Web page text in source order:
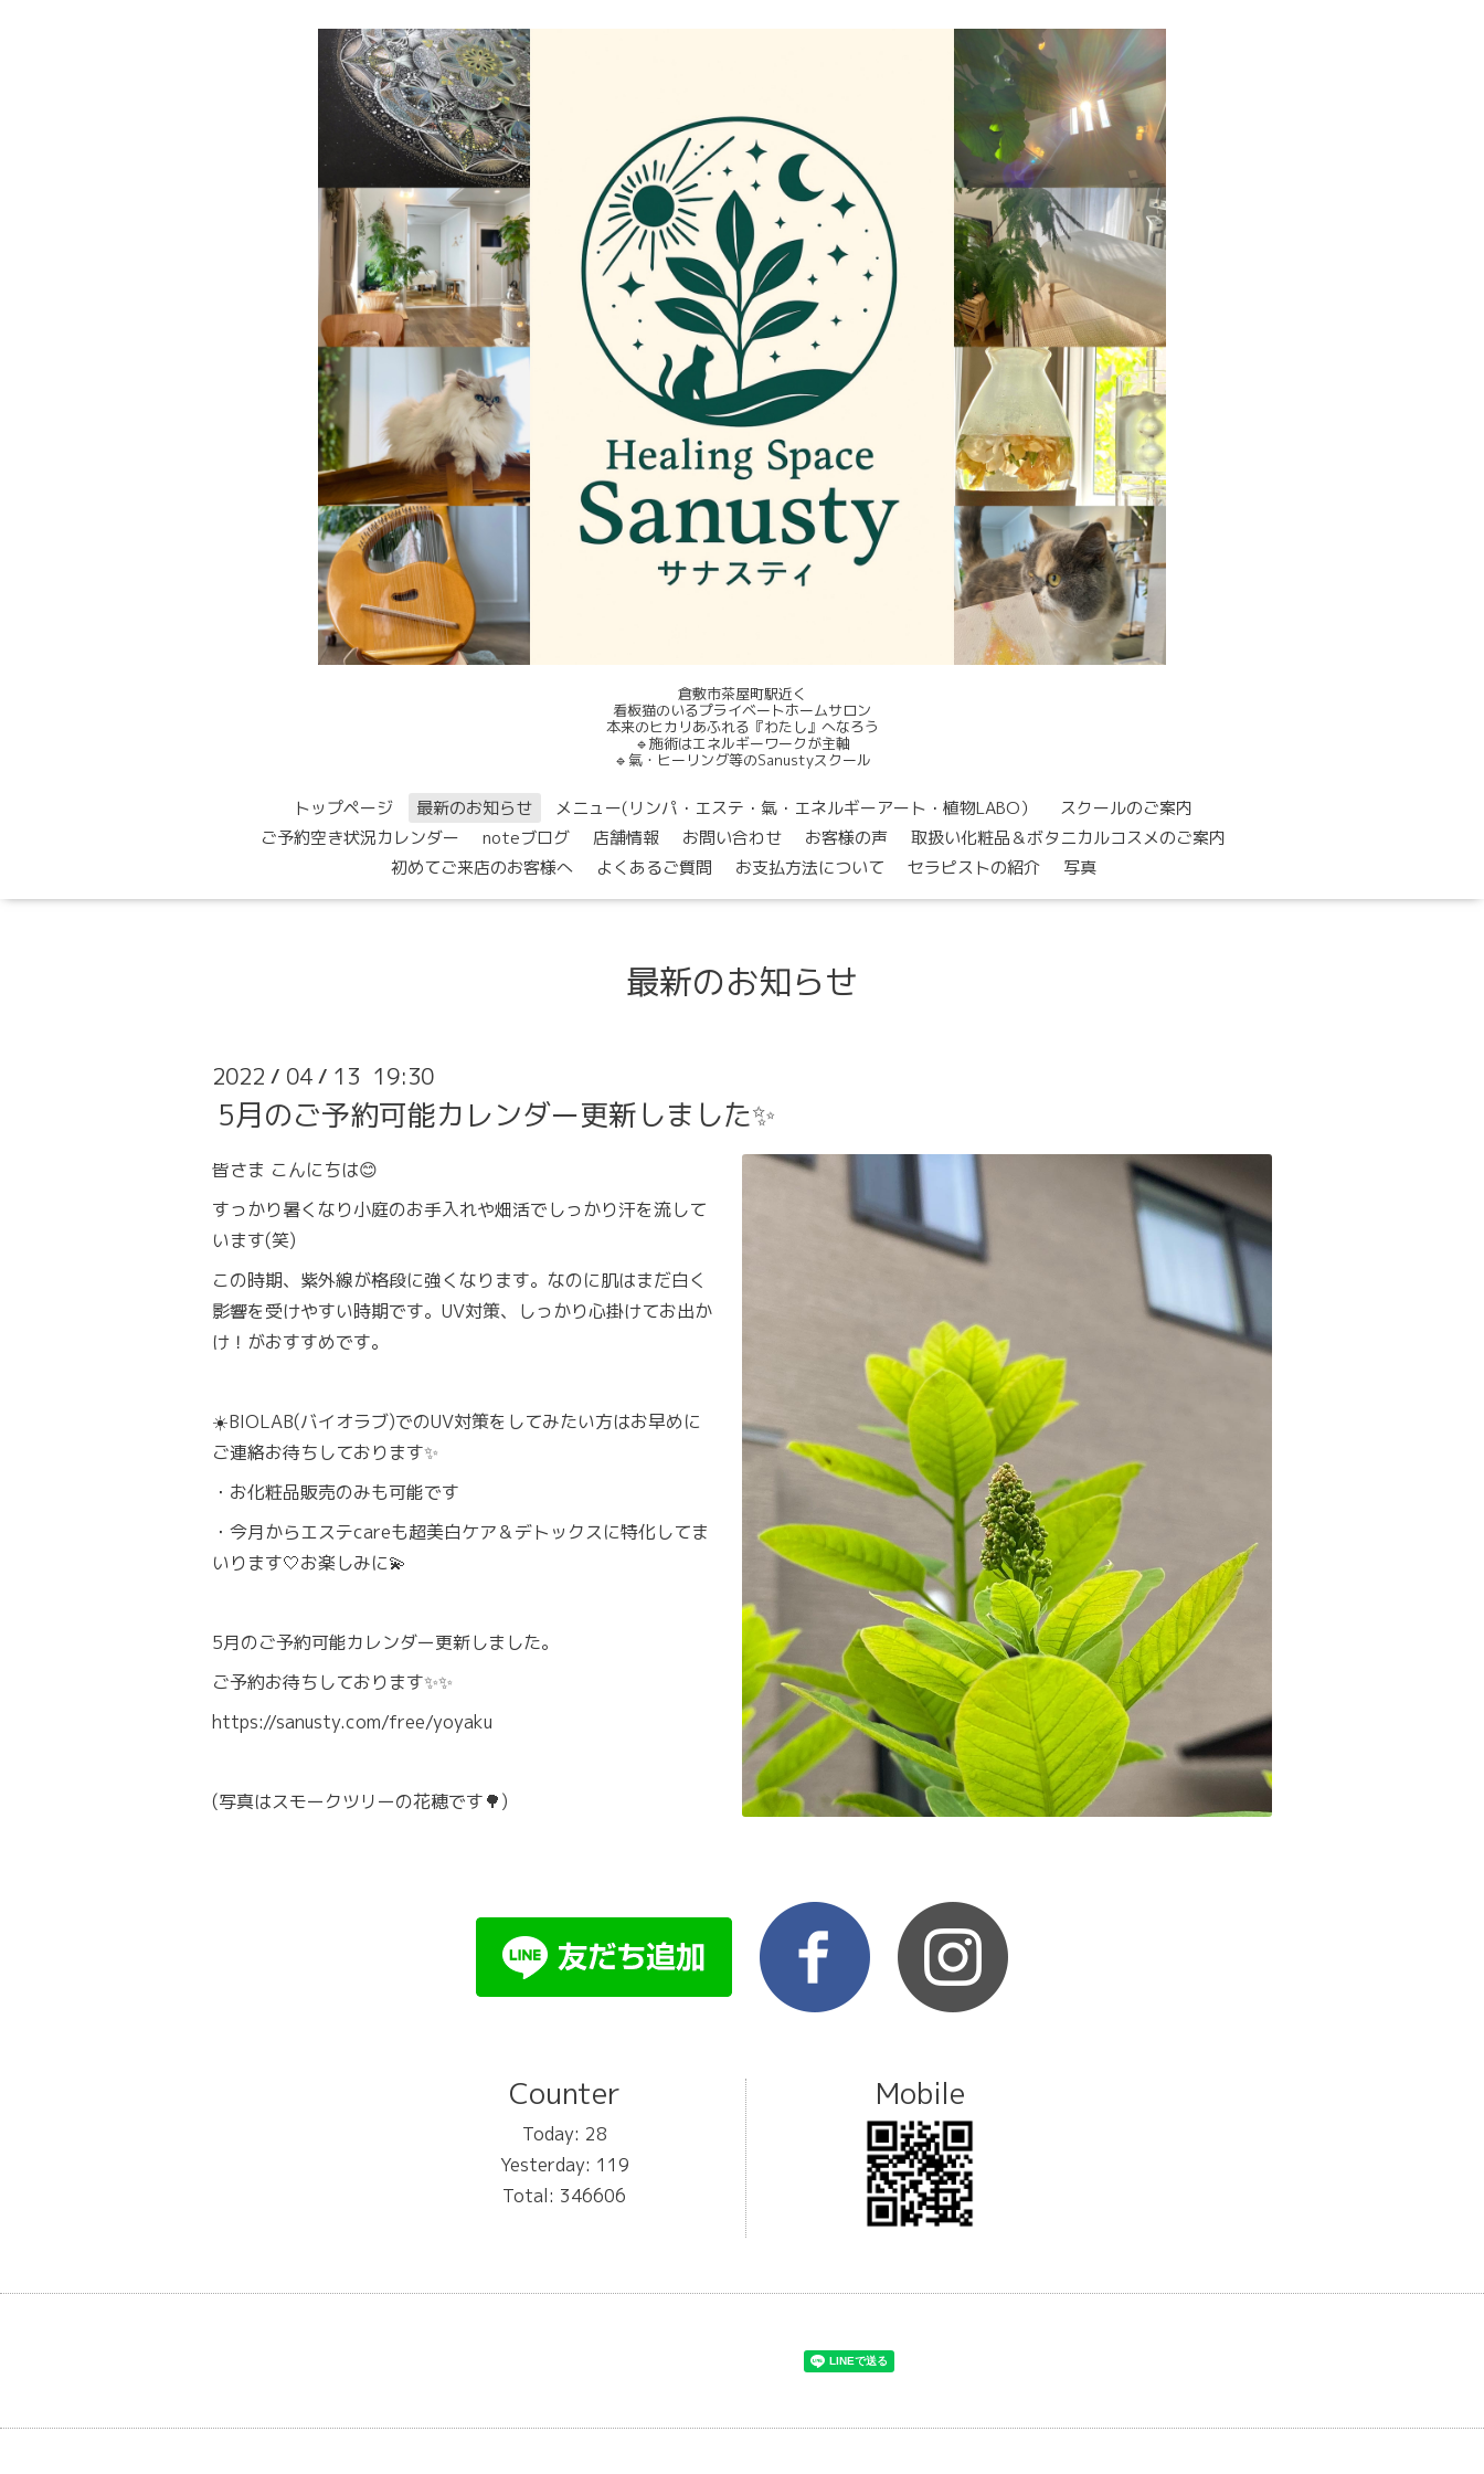
倉敷市茶屋町駅近く
看板猫のいるプライベートホームサロン
本来のヒカリあふれる『わたし』へなろう
🔹施術はエネルギーワークが主軸
🔹氣・ヒーリング等のSanustyスクール
トップページ 最新のお知らせ メニュー(リンパ・エステ・氣・エネルギーアート・植物LABO）
スクールのご案内
ご予約空き状況カレンダー
noteブログ 店舗情報 お問い合わせ お客様の声
取扱い化粧品＆ボタニカルコスメのご案内
初めてご来店のお客様へ
よくあるご質問 お支払方法について セラピストの紹介 写真
最新のお知らせ
2022 / 04 / 13 19:30
5月のご予約可能カレンダー更新しました✨
皆さま こんにちは😊
すっかり暑くなり小庭のお手入れや畑活でしっかり汗を流して
います(笑)
この時期、紫外線が格段に強くなります。なのに肌はまだ白く
影響を受けやすい時期です。UV対策、しっかり心掛けてお出か
け！がおすすめです。
☀️BIOLAB(バイオラブ)でのUV対策をしてみたい方はお早めに
ご連絡お待ちしております✨
・お化粧品販売のみも可能です
・今月からエステcareも超美白ケア＆デトックスに特化してま
いります🤍お楽しみに💫
5月のご予約可能カレンダー更新しました。
ご予約お待ちしております✨✨
https://sanusty.com/free/yoyaku
(写真はスモークツリーの花穂です🌳)
Counter
Today: 28
Yesterday: 119
Total: 346606
Mobile